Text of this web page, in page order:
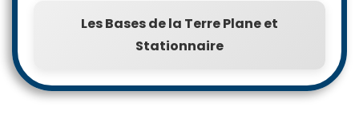
Les Bases de la Terre Plane et
Stationnaire